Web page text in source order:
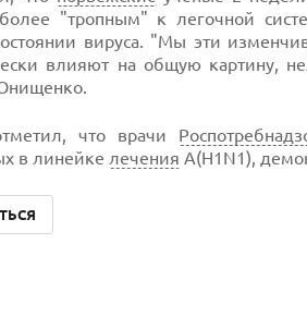
"тропным" к легочной
вируса. "Мы эти
влияют на общую картину,
что врачи
в линейке лечения A(H1N1),